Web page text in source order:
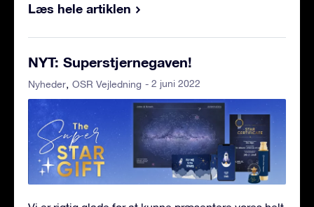
Læs hele artiklen
NYT: Superstjernegaven!
Nyheder OSR Vejledning - 2 juni 2022